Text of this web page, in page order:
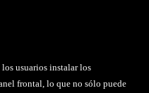
usuarios instalar los
frontal, lo que no sólo puede